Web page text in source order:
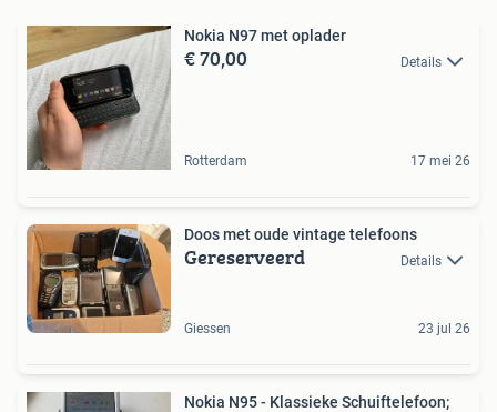
Nokia N97 met oplader
€ 70,00 Details
Rotterdam 17 mei 26
Doos met oude vintage telefoons
Gereserveerd Details
Giessen 23 jul 26
Nokia N95 - Klassieke Schuiftelefoon;